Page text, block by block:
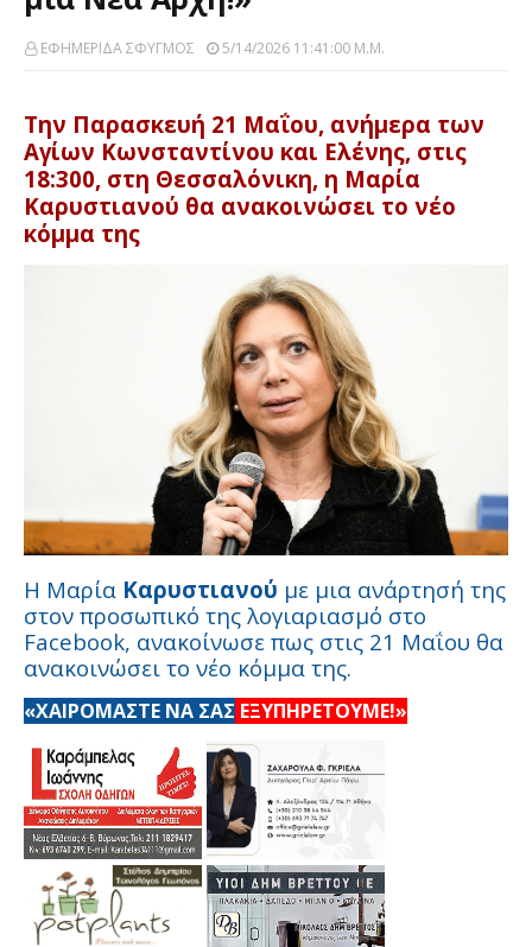
ΕΦΗΜΕΡΙΔΑ ΣΦΥΓΜΟΣ 5/14/2026 11:41:00 Μ.μ.
Την Παρασκευή 21 Μαΐου, ανήμερα των
Αγίων Κωνσταντίνου και Ελένης, στις
18:300, στη Θεσσαλόνικη, η Μαρία
Καρυστιανού θα ανακοινώσει το νέο
κόμμα της
Η Μαρία Καρυστιανού με μια ανάρτησή της
στον προσωπικό της λογιαριασμό στο
Facebook, ανακοίνωσε πως στις 21 Μαΐου θα
ανακοινώσει το νέο κόμμα της.
«ΧΑΙΡΟΜΑΣΤΕ ΝΑ ΣΑΣ ΕΞΥΠΗΡΕΤΟΥΜΕ!»